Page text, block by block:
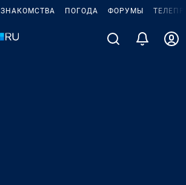
ЗНАКОМСТВА ПОГОДА ФОРУМЫ